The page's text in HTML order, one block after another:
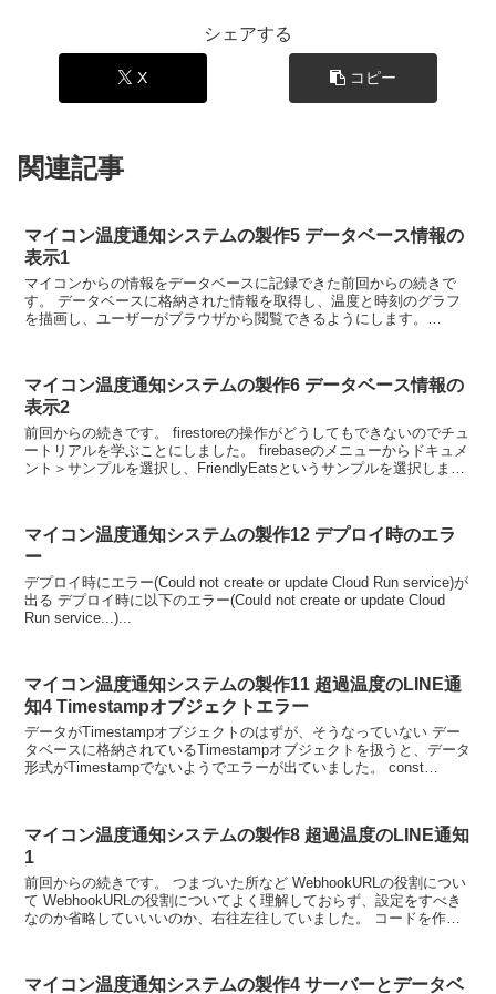
シェアする
X コピー
関連記事
マイコン温度通知システムの製作5 データベース情報の
表示1
マイコンからの情報をデータベースに記録できた前回からの続きで
す。 データベースに格納された情報を取得し、温度と時刻のグラフ
を描画し、ユーザーがブラウザから閲覧できるようにします。
マイコン温度通知システムの製作6 データベース情報の
表示2
前回からの続きです。 firestoreの操作がどうしてもできないのでチュ
ートリアルを学ぶことにしました。 firebaseのメニューからドキュメ
ント＞サンプルを選択し、FriendlyEatsというサンプルを選択しま
マイコン温度通知システムの製作12 デプロイ時のエラ
ー
デプロイ時にエラー(Could not create or update Cloud Run service)が
出る デプロイ時に以下のエラー(Could not create or update Cloud
Run service...)...
マイコン温度通知システムの製作11 超過温度のLINE通
知4 Timestampオブジェクトエラー
データがTimestampオブジェクトのはずが、そうなっていない デー
タベースに格納されているTimestampオブジェクトを扱うと、データ
形式がTimestampでないようでエラーが出ていました。 const
マイコン温度通知システムの製作8 超過温度のLINE通知
1
前回からの続きです。 つまづいた所など WebhookURLの役割につい
て WebhookURLの役割についてよく理解しておらず、設定をすべき
なのか省略していいいのか、右往左往していました。 コードを作成
マイコン温度通知システムの製作4 サーバーとデータベ